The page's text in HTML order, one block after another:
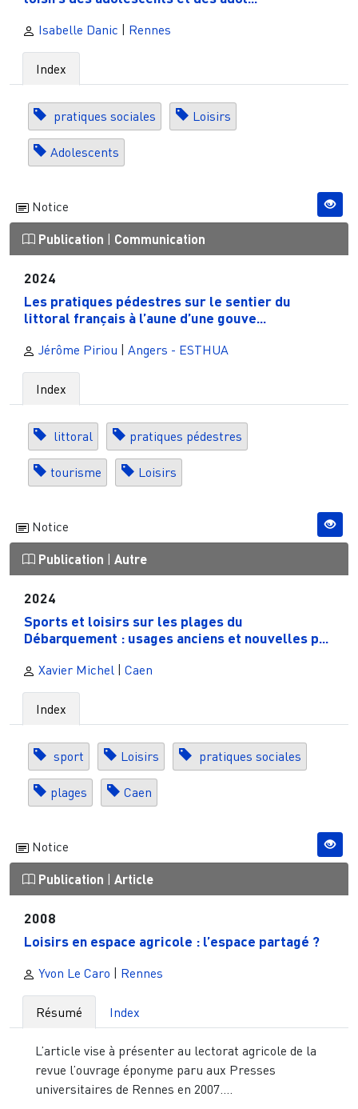
Isabelle Danic Rennes
Index
pratiques sociales Loisirs
Adolescents
Notice
Publication | Communication
2024
Les pratiques pédestres sur le sentier du
littoral français à l’aune d’une gouve...
Jérôme Piriou Angers - ESTHUA
Index
littoral pratiques pédestres
tourisme Loisirs
Notice
Publication | Autre
2024
Sports et loisirs sur les plages du
Débarquement : usages anciens et nouvelles p...
Xavier Michel Caen
Index
sport Loisirs pratiques sociales
plages Caen
Notice
Publication | Article
2008
Loisirs en espace agricole : l’espace partagé ?
Yvon Le Caro Rennes
Résumé Index
L’article vise à présenter au lectorat agricole de la
revue l’ouvrage éponyme paru aux Presses
universitaires de Rennes en 2007....